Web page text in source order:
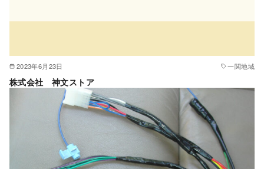
2023年6月23日 一関地域
株式会社 神文ストア